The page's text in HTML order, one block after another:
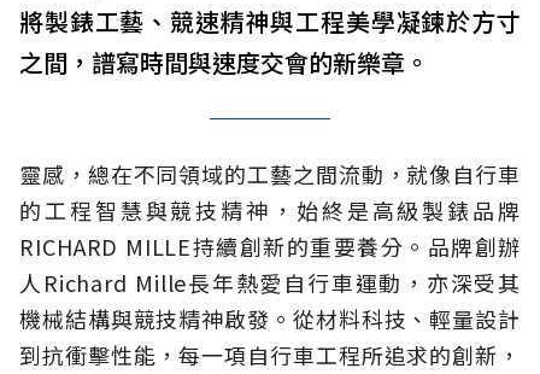
將製錶工藝、競速精神與工程美學凝鍊於方寸
之間，譜寫時間與速度交會的新樂章。
靈感，總在不同領域的工藝之間流動，就像自行車
的工程智慧與競技精神，始終是高級製錶品牌
RICHARD MILLE持續創新的重要養分。品牌創辦
人Richard Mille長年熱愛自行車運動，亦深受其
機械結構與競技精神啟發。從材料科技、輕量設計
到抗衝擊性能，每一項自行車工程所追求的創新，